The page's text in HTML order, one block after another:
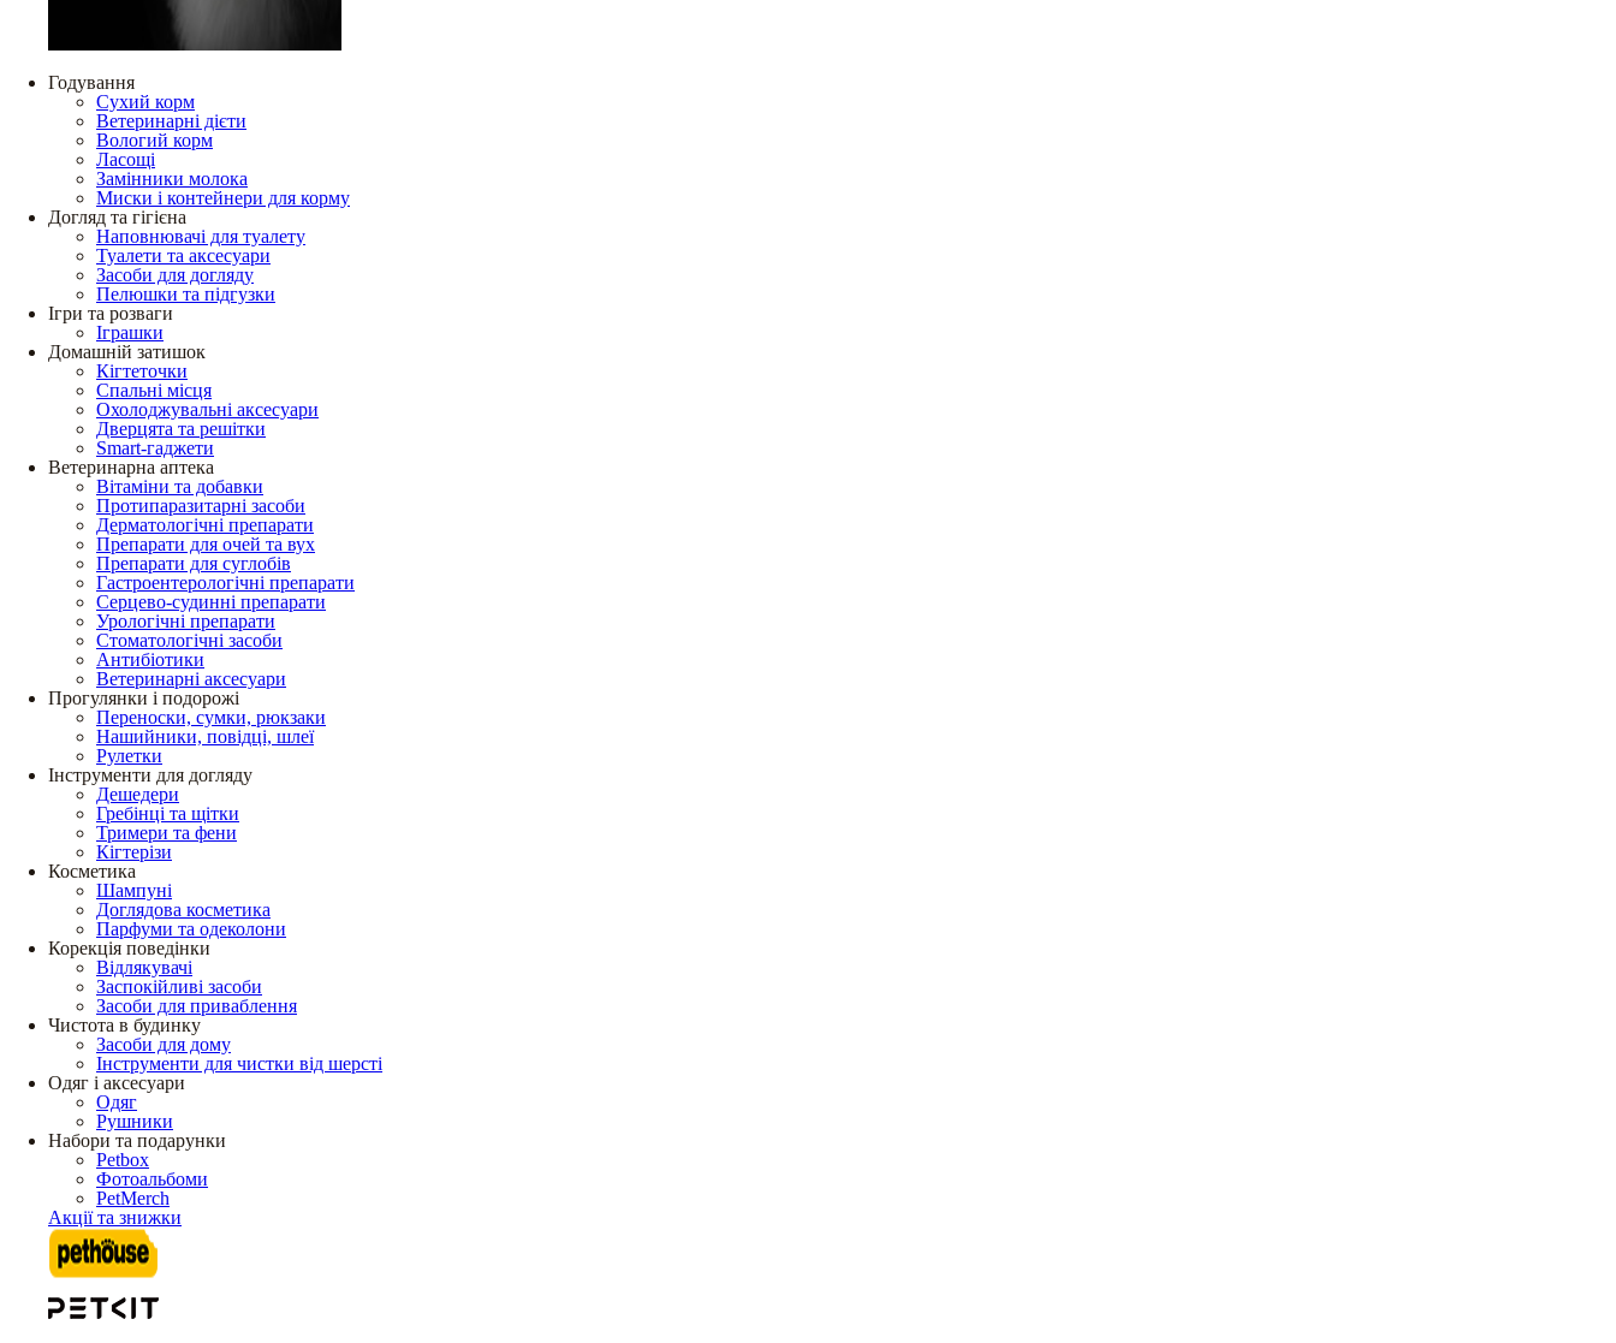
Годування
Сухий корм
Ветеринарні дієти
Вологий корм
Ласощі
Замінники молока
Миски і контейнери для корму
Догляд та гігієна
Наповнювачі для туалету
Туалети та аксесуари
Засоби для догляду
Пелюшки та підгузки
Ігри та розваги
Іграшки
Домашній затишок
Кігтеточки
Спальні місця
Охолоджувальні аксесуари
Дверцята та решітки
Smart-гаджети
Ветеринарна аптека
Вітаміни та добавки
Протипаразитарні засоби
Дерматологічні препарати
Препарати для очей та вух
Препарати для суглобів
Гастроентерологічні препарати
Серцево-судинні препарати
Урологічні препарати
Стоматологічні засоби
Антибіотики
Ветеринарні аксесуари
Прогулянки і подорожі
Переноски, сумки, рюкзаки
Нашийники, повідці, шлеї
Рулетки
Інструменти для догляду
Дешедери
Гребінці та щітки
Тримери та фени
Кігтерізи
Косметика
Шампуні
Доглядова косметика
Парфуми та одеколони
Корекція поведінки
Відлякувачі
Заспокійливі засоби
Засоби для приваблення
Чистота в будинку
Засоби для дому
Інструменти для чистки від шерсті
Одяг і аксесуари
Одяг
Рушники
Набори та подарунки
Petbox
Фотоальбоми
PetMerch
Акції та знижки